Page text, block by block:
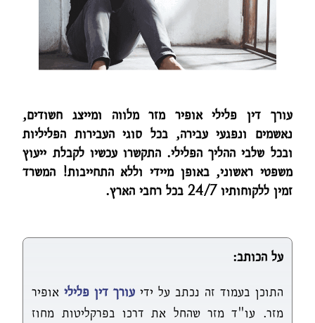
עורך דין פלילי אופיר מזר מלווה ומייצג חשודים,
נאשמים ונפגעי עבירה, בכל סוגי העבירות הפליליות
ובכל שלבי ההליך הפלילי. התקשרו עכשיו לקבלת ייעוץ
משפטי ראשוני, באופן מיידי וללא התחייבות! המשרד
זמין ללקוחותיו 24/7 בכל רחבי הארץ.
על הכותב:
התוכן בעמוד זה נכתב על ידי עורך דין פליליאופיר
מזר. עו"ד מזר שהחל את דרכו בפרקליטות מחוז